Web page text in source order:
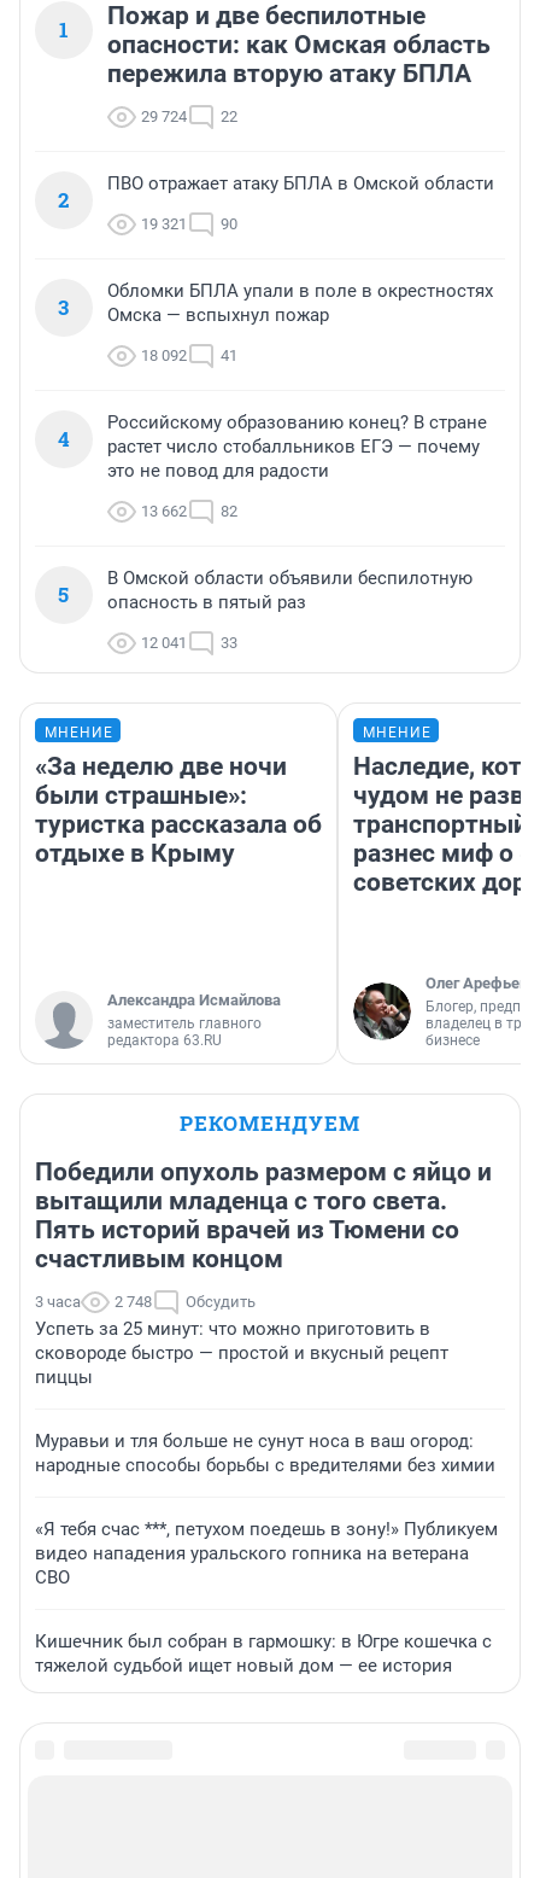
1
Пожар и две беспилотные
опасности: как Омская область
пережила вторую атаку БПЛА
29 724 22
2
ПВО отражает атаку БПЛА в Омской области
19 321 90
3
Обломки БПЛА упали в поле в окрестностях
Омска — вспыхнул пожар
18 092 41
4
Российскому образованию конец? В стране
растет число стобалльников ЕГЭ — почему
это не повод для радости
13 662 82
5
В Омской области объявили беспилотную
опасность в пятый раз
12 041 33
МНЕНИЕ
«За неделю две ночи
были страшные»:
туристка рассказала об
отдыхе в Крыму
Александра Исмайлова
заместитель главного
редактора 63.RU
МНЕНИЕ
Наследие,
чудом не
транспортный
разнес миф о
советских
Олег Арефьев
Блогер,
владелец в
бизнесе
РЕКОМЕНДУЕМ
Победили опухоль размером с яйцо и
вытащили младенца с того света.
Пять историй врачей из Тюмени со
счастливым концом
3 часа 2 748 Обсудить
Успеть за 25 минут: что можно приготовить в
сковороде быстро — простой и вкусный рецепт
пиццы
Муравьи и тля больше не сунут носа в ваш огород:
народные способы борьбы с вредителями без химии
«Я тебя счас ***, петухом поедешь в зону!» Публикуем
видео нападения уральского гопника на ветерана
СВО
Кишечник был собран в гармошку: в Югре кошечка с
тяжелой судьбой ищет новый дом — ее история